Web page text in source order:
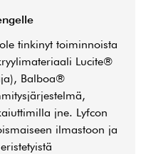
tinkinyt toiminnoista
Lucite®
Balboa®
jne. Lyfcon
ilmastoon ja